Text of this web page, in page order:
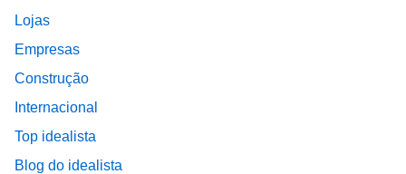
Lojas
Empresas
Construção
Internacional
Top idealista
Blog do idealista